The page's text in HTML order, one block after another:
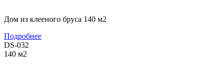
Дом из клееного бруса 140 м2
Подробнее
DS-032
140 м2